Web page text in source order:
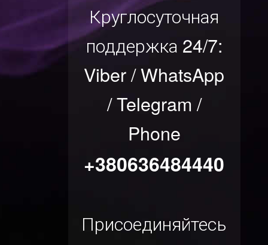
Круглосуточная
поддержка 24/7:
Viber / WhatsApp
/ Telegram /
Phone
+380636484440
Присоединяйтесь